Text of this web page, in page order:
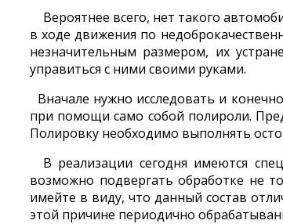
Вероятнее всего, нет такого
в ходе движения по
незначительным размером, их
управиться с ними своими руками.
Вначале нужно исследовать и
при помощи само собой полироли.
Полировку необходимо выполнять
В реализации сегодня имеются
возможно подвергать обработке не
имейте в виду, что данный состав
этой причине периодично